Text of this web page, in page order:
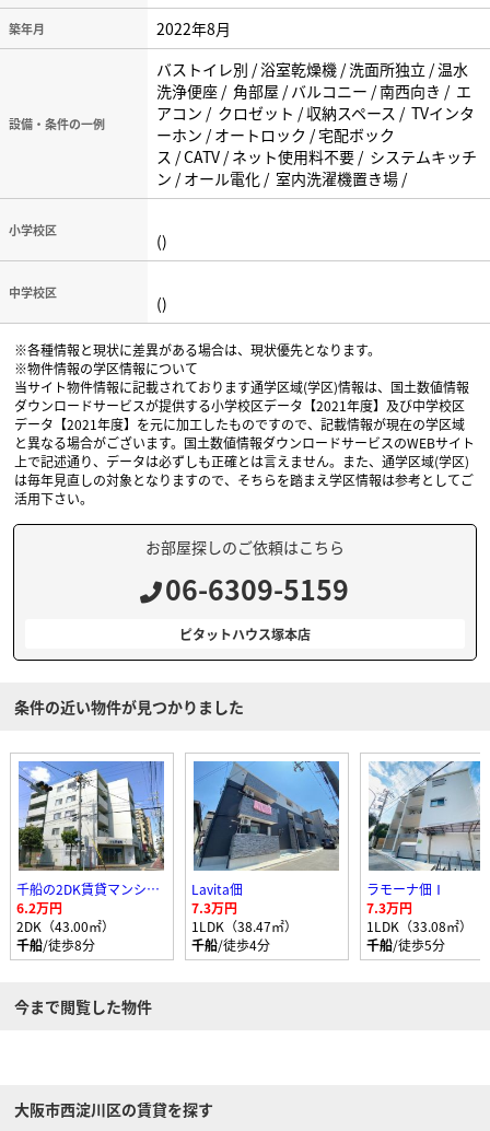
築年月 2022年8月
設備・条件の一例
バストイレ別 / 浴室乾燥機 / 洗面所独立 / 温水
洗浄便座 / 角部屋 / バルコニー / 南西向き / エ
アコン / クロゼット / 収納スペース / TVインタ
ーホン / オートロック / 宅配ボック
ス / CATV / ネット使用料不要 / システムキッチ
ン / オール電化 / 室内洗濯機置き場 /
小学校区 ()
中学校区 ()
※各種情報と現状に差異がある場合は、現状優先となります。
※物件情報の学区情報について
当サイト物件情報に記載されております通学区域(学区)情報は、国土数値情報
ダウンロードサービスが提供する小学校区データ【2021年度】及び中学校区
データ【2021年度】を元に加工したものですので、記載情報が現在の学区域
と異なる場合がございます。国土数値情報ダウンロードサービスのWEBサイト
上で記述通り、データは必ずしも正確とは言えません。また、通学区域(学区)
は毎年見直しの対象となりますので、そちらを踏まえ学区情報は参考としてご
活用下さい。
お部屋探しのご依頼はこちら
06-6309-5159
ピタットハウス塚本店
条件の近い物件が見つかりました
千船の2DK賃貸マンション
6.2万円
2DK（43.00㎡）
千船/徒歩8分
Lavita佃
7.3万円
1LDK（38.47㎡）
千船/徒歩4分
ラモーナ佃Ⅰ
7.3万円
1LDK（33.08㎡）
千船/徒歩5分
今まで閲覧した物件
大阪市西淀川区の賃貸を探す